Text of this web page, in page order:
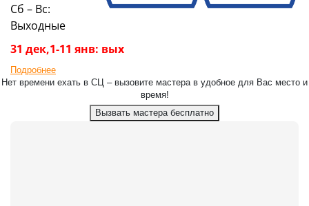
Сб – Вс:
Выходные
31 дек,1-11 янв: вых
Подробнее
Нет времени ехать в СЦ – вызовите мастера в удобное для Вас место и
время!
Вызвать мастера бесплатно